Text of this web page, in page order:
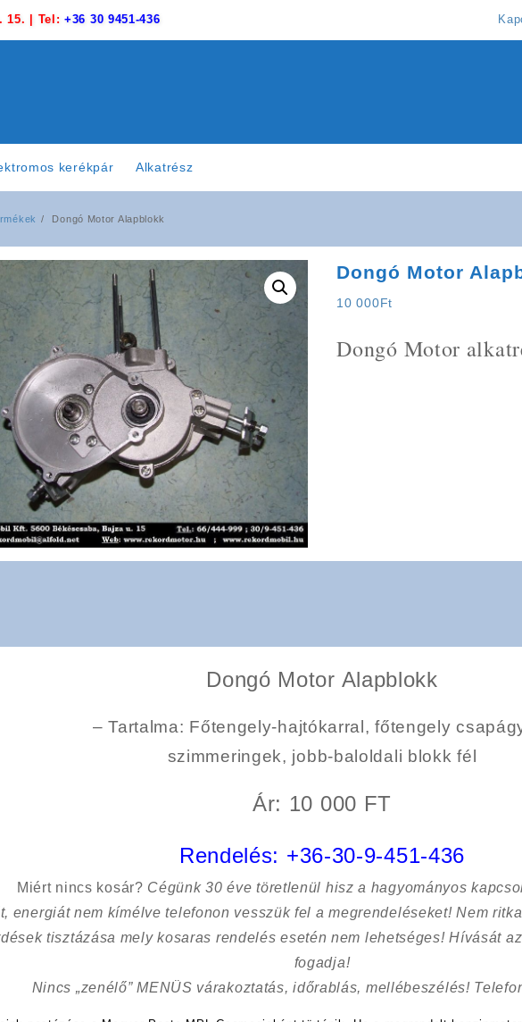
15. | Tel:+36 30 9451-436
kerékpár Alkatrész
Dongó Motor Alapblokk
Dongó Motor
10 000Ft
Dongó Motor
Dongó Motor Alapblokk
–Tartalma: Főtengely-hajtókarral, főtengely
szimmeringek, jobb-baloldali blokk fél
Ár: 10 000 FT
Rendelés: +36-30-9-451-436
Miért nincs kosár? Cégünk 30 éve töretlenül hisz a hagyományos
energiát nem kímélvetelefonon vesszük fel a megrendeléseket! Nem
tisztázása mely kosaras rendelés esetén nem lehetséges! Hívását
fogadja!
Nincs „zenélő” MENÜS várakoztatás, időrablás, mellébeszélés!